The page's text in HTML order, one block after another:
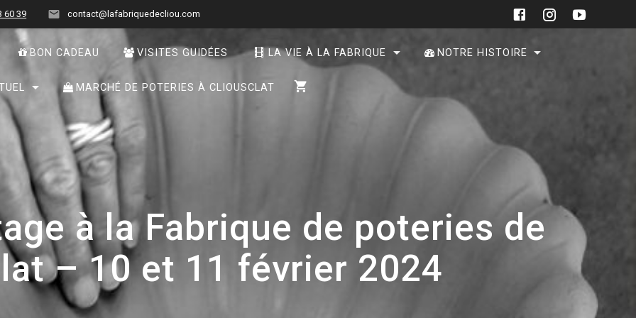
60 39 contact@lafabriquedecliou.com
BON CADEAU VISITES GUIDÉES LA VIE À LA FABRIQUE NOTRE HISTOIRE
MARCHÉ DE POTERIES À CLIOUSCLAT
à la Fabrique de poteries de
– 10 et 11 février 2024